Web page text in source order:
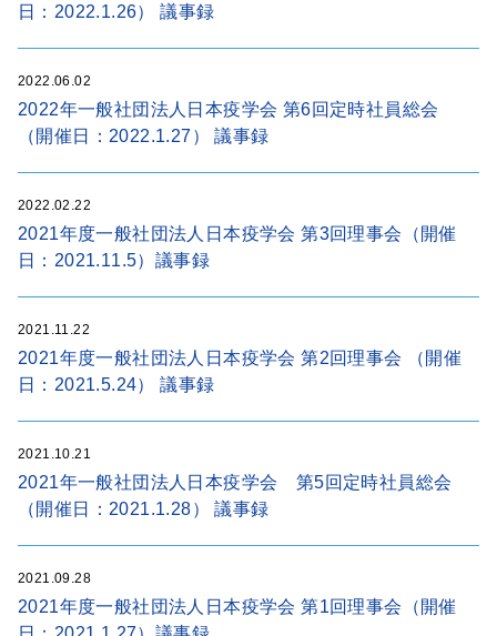
日：2022.1.26） 議事録
2022.06.02
2022年一般社団法人日本疫学会 第6回定時社員総会
（開催日：2022.1.27） 議事録
2022.02.22
2021年度一般社団法人日本疫学会 第3回理事会（開催
日：2021.11.5）議事録
2021.11.22
2021年度一般社団法人日本疫学会 第2回理事会 （開催
日：2021.5.24） 議事録
2021.10.21
2021年一般社団法人日本疫学会 第5回定時社員総会
（開催日：2021.1.28） 議事録
2021.09.28
2021年度一般社団法人日本疫学会 第1回理事会（開催